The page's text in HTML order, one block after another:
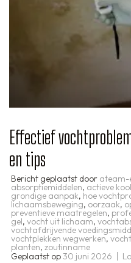
Effectief
en tips
Bericht geplaatst door ateam-
absorptiemiddelen, actieve kool
grondige aanpak, hoe
lichaamsbeweging, oorzaak,
preventieve maatregelen,
gel, vocht uit lichaam,
vochtafdrijvende
vochtplekken wegwerken,
planten, zoutinname
Geplaatst op30 juni 2026